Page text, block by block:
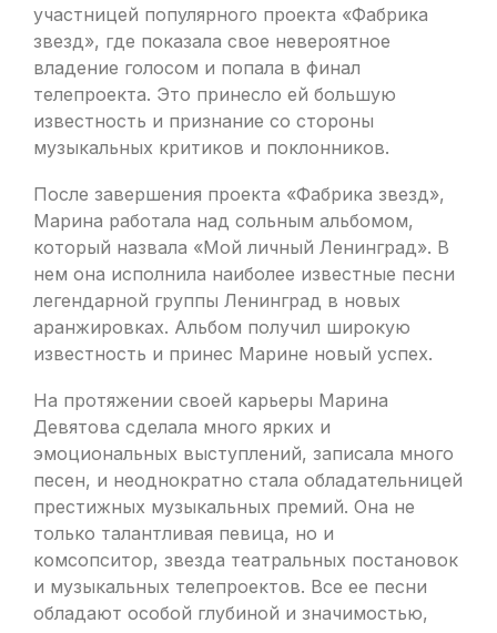
участницей популярного проекта «Фабрика
звезд», где показала свое невероятное
владение голосом и попала в финал
телепроекта. Это принесло ей большую
известность и признание со стороны
музыкальных критиков и поклонников.
После завершения проекта «Фабрика звезд»,
Марина работала над сольным альбомом,
который назвала «Мой личный Ленинград». В
нем она исполнила наиболее известные песни
легендарной группы Ленинград в новых
аранжировках. Альбом получил широкую
известность и принес Марине новый успех.
На протяжении своей карьеры Марина
Девятова сделала много ярких и
эмоциональных выступлений, записала много
песен, и неоднократно стала обладательницей
престижных музыкальных премий. Она не
только талантливая певица, но и
комсопситор, звезда театральных постановок
и музыкальных телепроектов. Все ее песни
обладают особой глубиной и значимостью,